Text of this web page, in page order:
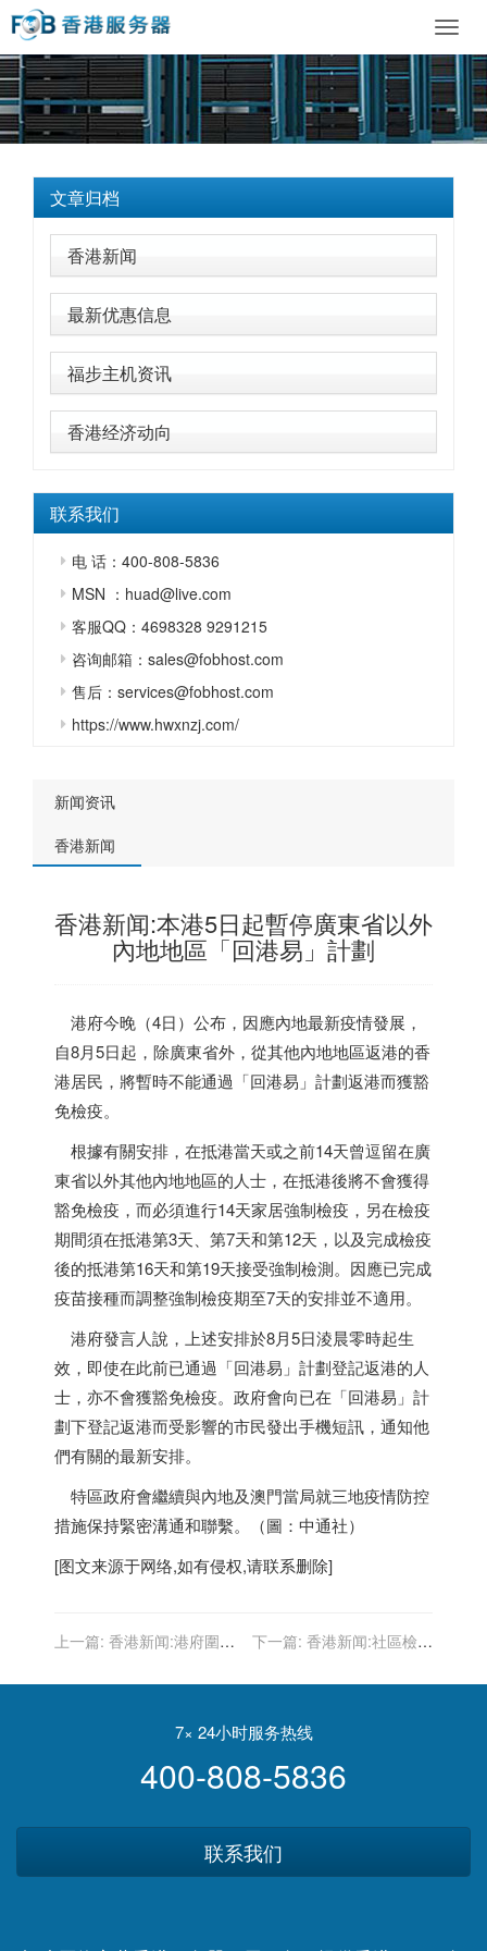
文章归档
香港新闻
最新优惠信息
福步主机资讯
香港经济动向
联系我们
电 话：400-808-5836
MSN ：huad@live.com
客服QQ：4698328 9291215
咨询邮箱：sales@fobhost.com
售后：services@fobhost.com
https://www.hwxnzj.com/
新闻资讯
香港新闻
香港新闻:本港5日起暫停廣東省以外
內地地區「回港易」計劃
港府今晚（4日）公布，因應內地最新疫情發展，
自8月5日起，除廣東省外，從其他內地地區返港的香
港居民，將暫時不能通過「回港易」計劃返港而獲豁
免檢疫。
根據有關安排，在抵港當天或之前14天曾逗留在廣
東省以外其他內地地區的人士，在抵港後將不會獲得
豁免檢疫，而必須進行14天家居強制檢疫，另在檢疫
期間須在抵港第3天、第7天和第12天，以及完成檢疫
後的抵港第16天和第19天接受強制檢測。因應已完成
疫苗接種而調整強制檢疫期至7天的安排並不適用。
港府發言人說，上述安排於8月5日淩晨零時起生
效，即使在此前已通過「回港易」計劃登記返港的人
士，亦不會獲豁免檢疫。政府會向已在「回港易」計
劃下登記返港而受影響的市民發出手機短訊，通知他
們有關的最新安排。
特區政府會繼續與內地及澳門當局就三地疫情防控
措施保持緊密溝通和聯繫。（圖：中通社）
[图文来源于网络,如有侵权,请联系删除]
上一篇: 香港新闻:港府圍封
埗東廬大樓強檢
下一篇: 香港新闻:社區檢測
符合資格的特定群組人士檢
7× 24小时服务热线
400-808-5836
联系我们